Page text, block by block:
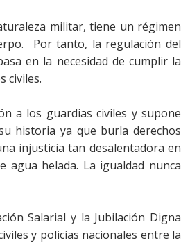
militar, tiene un régimen
Por tanto, la regulación del
en la necesidad de cumplir la
civiles.
a los guardias civiles y supone
historia ya que burla derechos
injusticia tan desalentadora en
helada. La igualdad nunca
Salarial y la Jubilación Digna
y policías nacionales entre la